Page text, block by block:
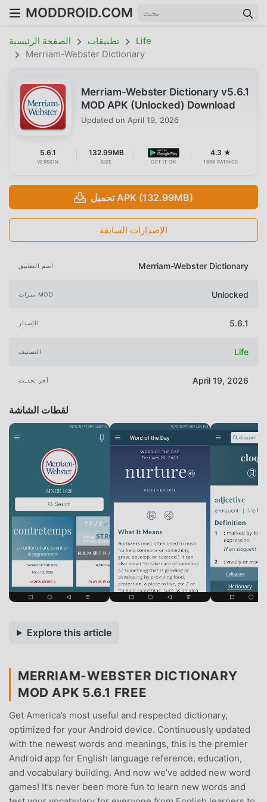
MODDROID.COM
الصفحة الرئيسية تطبيقات
Life
Merriam-Webster Dictionary
Merriam-Webster Dictionary v5.6.1
MOD APK (Unlocked) Download
Updated on April 19, 2026
5.6.1
VERSION
132.99MB
SIZE GET IT ON
4.3 ★
1698 RATINGS
تحميل APK (132.99MB)
الإصدارات السابقة
اسم التطبيق Merriam-Webster Dictionary
ميزات MOD Unlocked
الإصدار 5.6.1
التصنيف Life
آخر تحديث April 19, 2026
لقطات الشاشة
Explore this article
MERRIAM-WEBSTER DICTIONARY
MOD APK 5.6.1 FREE
Get America’s most useful and respected dictionary,
optimized for your Android device. Continuously updated
with the newest words and meanings, this is the premier
Android app for English language reference, education,
and vocabulary building. And now we’ve added new word
games! It’s never been more fun to learn new words and